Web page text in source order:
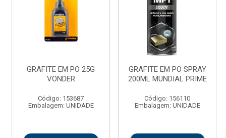
GRAFITE EM PO 25G
VONDER
Código: 153687
Embalagem: UNIDADE
GRAFITE EM PO SPRAY
200ML MUNDIAL PRIME
Código: 156110
Embalagem: UNIDADE